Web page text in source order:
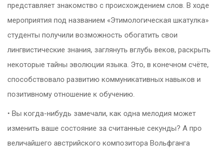
представляет знакомство с происхождением слов. В ходе
мероприятия под названием «Этимологическая шкатулка»
студенты получили возможность обогатить свои
лингвистические знания, заглянуть вглубь веков, раскрыть
некоторые тайны эволюции языка. Это, в конечном счёте,
способствовало развитию коммуникативных навыков и
позитивному отношение к обучению.
• Вы когда-нибудь замечали, как одна мелодия может
изменить ваше состояние за считанные секунды? А про
величайшего австрийского композитора Вольфганга